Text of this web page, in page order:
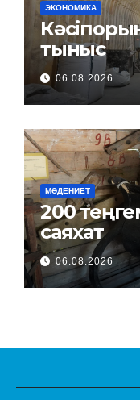
ЭКОНОМИКА
тыныс
06.08.2026
МӘДЕНИЕТ
200 теңгемен
саяхат
06.08.2026